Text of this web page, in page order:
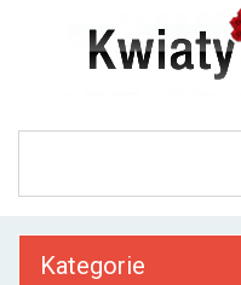
Kategorie